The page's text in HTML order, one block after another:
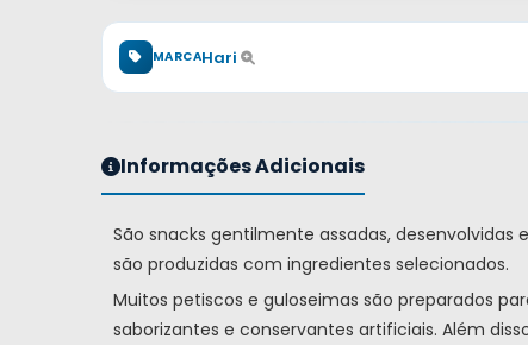
MARCAHari
Informações Adicionais
São snacks gentilmente assadas,
são produzidas com ingredientes selecionados.
Muitos petiscos e guloseimas são preparados
saborizantes e conservantes artificiais. Além